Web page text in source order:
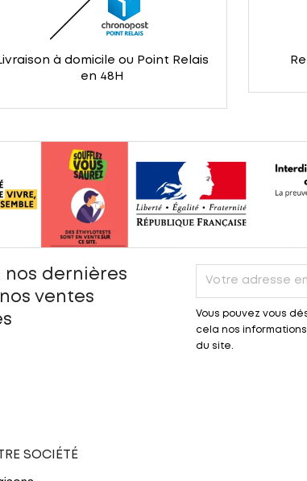
à domicile ou Point Relais
en 48H
nos dernières
ventes
Vous pouvez vous
cela nos
du site.
SOCIÉTÉ